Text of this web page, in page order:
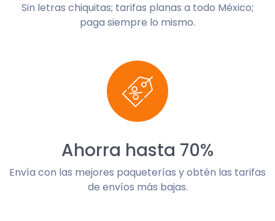
Sin letras chiquitas; tarifas planas a todo México;
paga siempre lo mismo.
Ahorra hasta 70%
Envía con las mejores paqueterías y obtén las tarifas
de envíos más bajas.